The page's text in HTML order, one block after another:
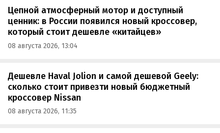
Цепной атмосферный мотор и доступный
ценник: в России появился новый кроссовер,
который стоит дешевле «китайцев»
08 августа 2026, 13:04
Дешевле Haval Jolion и самой дешевой Geely:
сколько стоит привезти новый бюджетный
кроссовер Nissan
08 августа 2026, 11:35